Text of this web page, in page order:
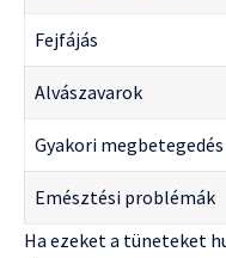
Fejfájás
Alvászavarok
Gyakori megbetegedés
Emésztési problémák
Ha ezeket a tüneteket